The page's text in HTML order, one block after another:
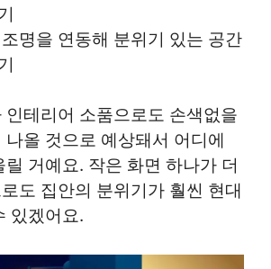
명을 연동해 분위기 있는 공간
인테리어 소품으로도 손색없을
나올 것으로 예상돼서 어디에
거예요. 작은 화면 하나가 더
도 집안의 분위기가 훨씬 현대
있겠어요.